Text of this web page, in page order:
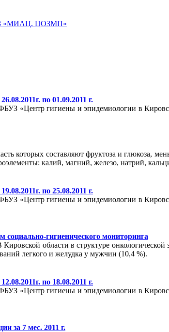
«МИАЦ, ЦОЗМП»
по 01.09.2011 г.
«Центр гигиены и эпидемиологии в
которых составляют фруктоза и глюкоза,
калий, магний, железо, натрий,
по 25.08.2011 г.
«Центр гигиены и эпидемиологии в
гигиенического мониторинга
области в структуре
легкого и желудка у мужчин (10,4 %).
по 18.08.2011 г.
«Центр гигиены и эпидемиологии в
за 7 мес. 2011 г.